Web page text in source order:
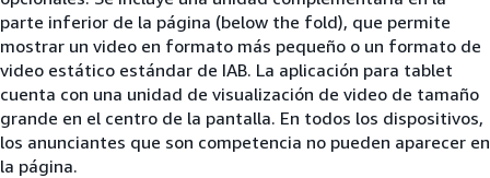
parte inferior de la página (below the fold), que permite
mostrar un video en formato más pequeño o un formato de
video estático estándar de IAB. La aplicación para tablet
cuenta con una unidad de visualización de video de tamaño
grande en el centro de la pantalla. En todos los dispositivos,
los anunciantes que son competencia no pueden aparecer en
la página.